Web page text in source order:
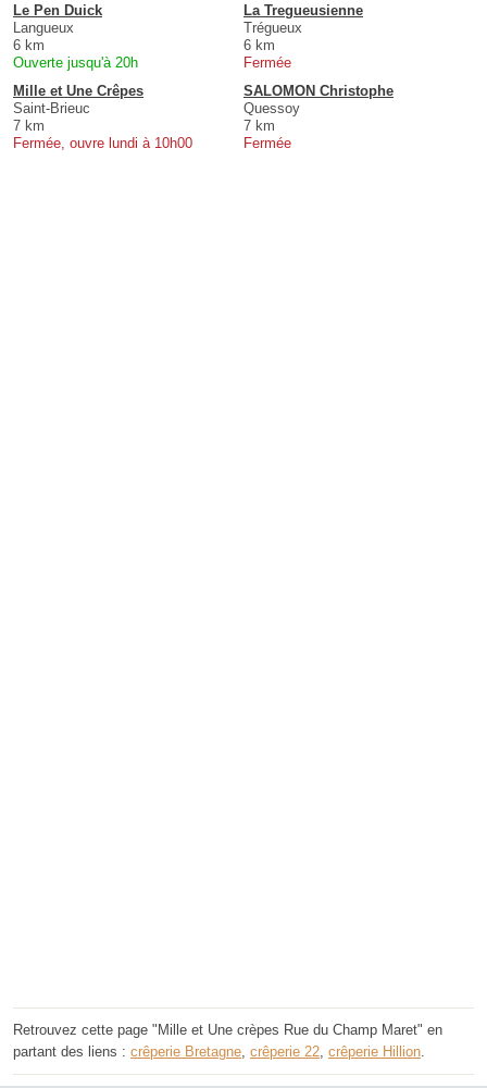
Le Pen Duick
Langueux
6 km
Ouverte jusqu'à 20h
La Tregueusienne
Trégueux
6 km
Fermée
Mille et Une Crêpes
Saint-Brieuc
7 km
Fermée, ouvre lundi à 10h00
SALOMON Christophe
Quessoy
7 km
Fermée
Retrouvez cette page "Mille et Une crèpes Rue du Champ Maret" en
partant des liens : crêperie Bretagne crêperie 22 crêperie Hillion